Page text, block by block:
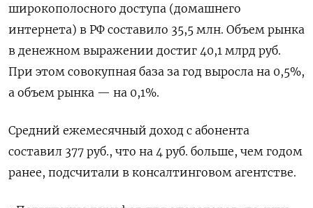
широкополосного доступа (домашнего
интернета) в РФ составило 35,5 млн. Объем рынка
в денежном выражении достиг 40,1 млрд руб.
При этом совокупная база за год выросла на 0,5%,
а объем рынка — на 0,1%.
Средний ежемесячный доход с абонента
составил 377 руб., что на 4 руб. больше, чем годом
ранее, подсчитали в консалтинговом агентстве.